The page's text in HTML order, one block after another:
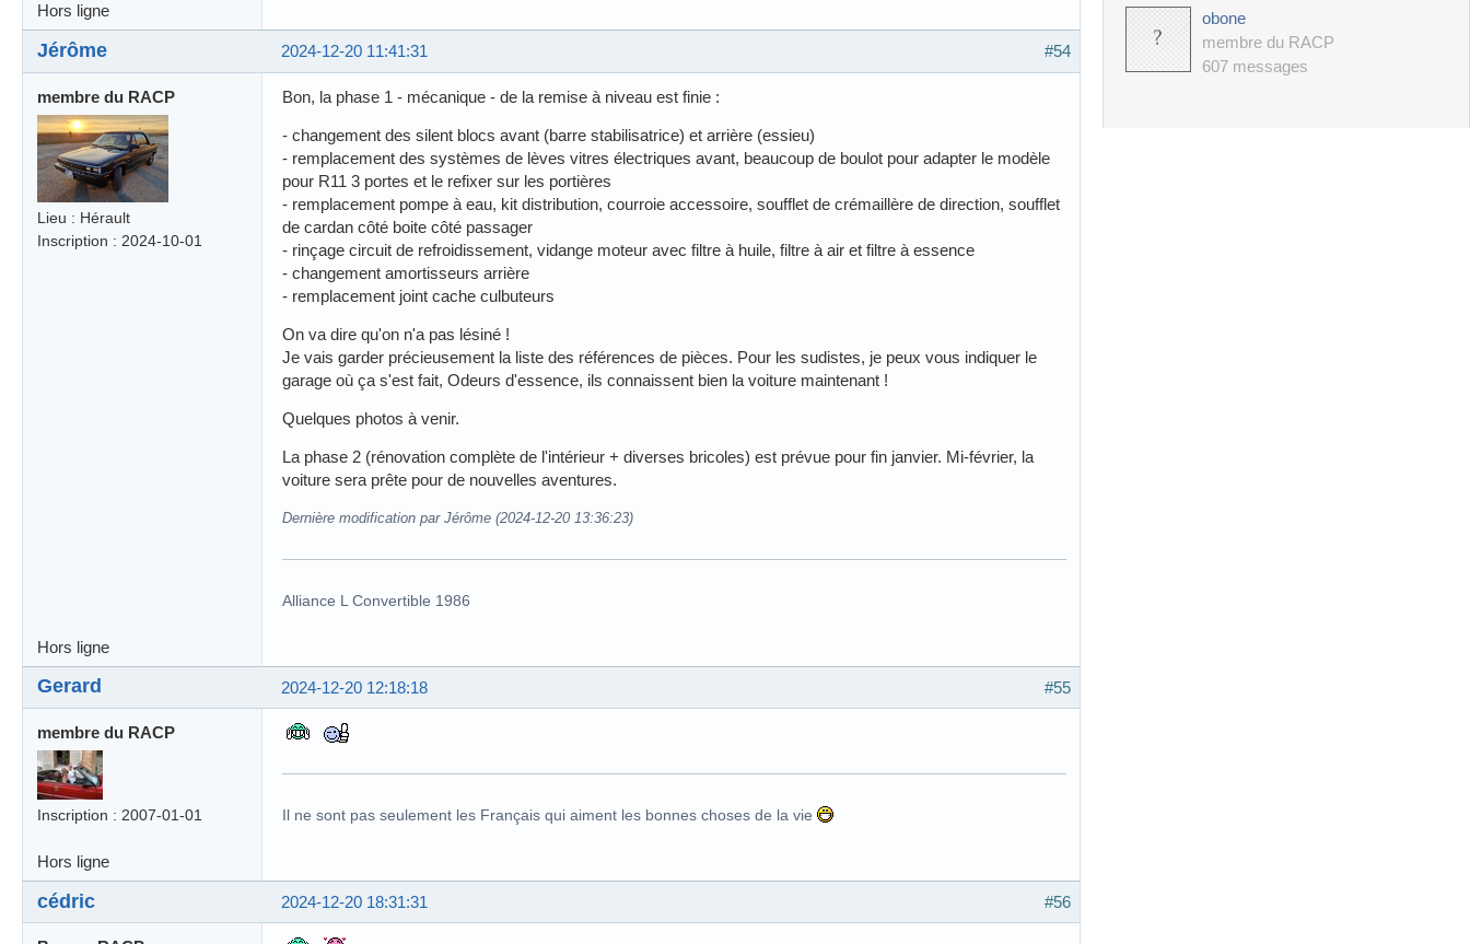
Hors ligne
#54
2024-12-20 11:41:31
Jérôme
membre du RACP
Lieu : Hérault
Inscription : 2024-10-01
Bon, la phase 1 - mécanique - de la remise à niveau est finie :
- changement des silent blocs avant (barre stabilisatrice) et arrière (essieu)
- remplacement des systèmes de lèves vitres électriques avant, beaucoup de boulot pour adapter le modèle
pour R11 3 portes et le refixer sur les portières
- remplacement pompe à eau, kit distribution, courroie accessoire, soufflet de crémaillère de direction, soufflet
de cardan côté boite côté passager
- rinçage circuit de refroidissement, vidange moteur avec filtre à huile, filtre à air et filtre à essence
- changement amortisseurs arrière
- remplacement joint cache culbuteurs
On va dire qu'on n'a pas lésiné !
Je vais garder précieusement la liste des références de pièces. Pour les sudistes, je peux vous indiquer le
garage où ça s'est fait, Odeurs d'essence, ils connaissent bien la voiture maintenant !
Quelques photos à venir.
La phase 2 (rénovation complète de l'intérieur + diverses bricoles) est prévue pour fin janvier. Mi-février, la
voiture sera prête pour de nouvelles aventures.
Dernière modification par Jérôme (2024-12-20 13:36:23)
Alliance L Convertible 1986
Hors ligne
#55
2024-12-20 12:18:18
Gerard
membre du RACP
Inscription : 2007-01-01 Il ne sont pas seulement les Français qui aiment les bonnes choses de la vie
Hors ligne
#56
2024-12-20 18:31:31
cédric
obone
membre du RACP
607 messages